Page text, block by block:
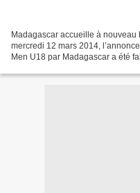
Madagascar accueille à nouveau
mercredi 12 mars 2014,
Men U18 par Madagascar a été